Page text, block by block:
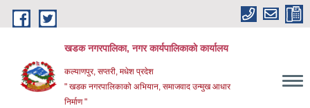
Skip to main content
खडक नगरपालिका, नगर कार्यपालिकाकाे कार्यालय
कल्याणपुर, सप्तरी, मधेश प्रदेश
" खडक नगरपालिकाको अभियान, समाजवाद उन्मुख आधार
निर्माण "